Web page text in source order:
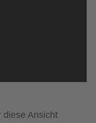
diese Ansicht